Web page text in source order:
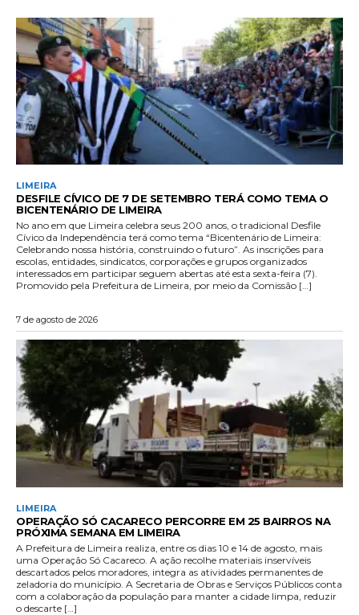
LIMEIRA
DESFILE CÍVICO DE 7 DE SETEMBRO TERÁ COMO TEMA O
BICENTENÁRIO DE LIMEIRA
No ano em que Limeira celebra seus 200 anos, o tradicional Desfile
Cívico da Independência terá como tema “Bicentenário de Limeira:
Celebrando nossa história, construindo o futuro”. As inscrições para
escolas, entidades, sindicatos, corporações e grupos organizados
interessados em participar seguem abertas até esta sexta-feira (7).
Promovido pela Prefeitura de Limeira, por meio da Comissão […]
7 de agosto de 2026
LIMEIRA
OPERAÇÃO SÓ CACARECO PERCORRE EM 25 BAIRROS NA
PRÓXIMA SEMANA EM LIMEIRA
A Prefeitura de Limeira realiza, entre os dias 10 e 14 de agosto, mais
uma Operação Só Cacareco. A ação recolhe materiais inservíveis
descartados pelos moradores, integra as atividades permanentes de
zeladoria do município. A Secretaria de Obras e Serviços Públicos conta
com a colaboração da população para manter a cidade limpa, reduzir
o descarte […]